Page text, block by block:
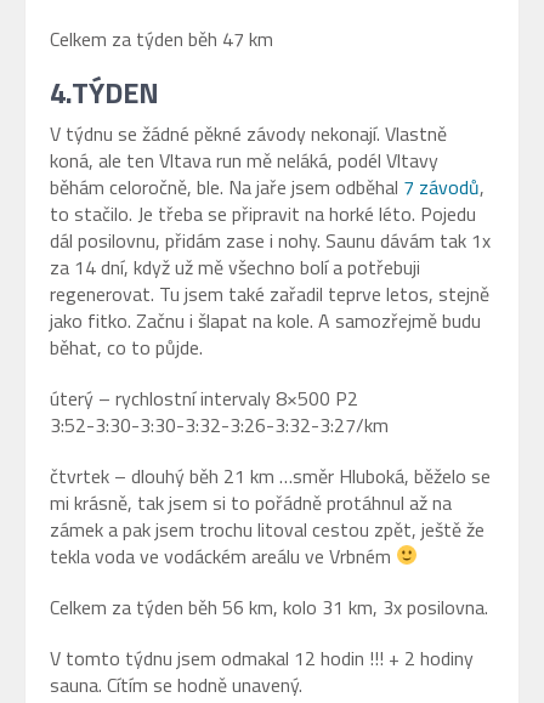
Celkem za týden běh 47 km
4.TÝDEN
V týdnu se žádné pěkné závody nekonají. Vlastně
koná, ale ten Vltava run mě neláká, podél Vltavy
běhám celoročně, ble. Na jaře jsem odběhal 7 závodů,
to stačilo. Je třeba se připravit na horké léto. Pojedu
dál posilovnu, přidám zase i nohy. Saunu dávám tak 1x
za 14 dní, když už mě všechno bolí a potřebuji
regenerovat. Tu jsem také zařadil teprve letos, stejně
jako fitko. Začnu i šlapat na kole. A samozřejmě budu
běhat, co to půjde.
úterý – rychlostní intervaly 8×500 P2
3:52-3:30-3:30-3:32-3:26-3:32-3:27/km
čtvrtek – dlouhý běh 21 km …směr Hluboká, běželo se
mi krásně, tak jsem si to pořádně protáhnul až na
zámek a pak jsem trochu litoval cestou zpět, ještě že
tekla voda ve vodáckém areálu ve Vrbném
Celkem za týden běh 56 km, kolo 31 km, 3x posilovna.
V tomto týdnu jsem odmakal 12 hodin !!! + 2 hodiny
sauna. Cítím se hodně unavený.